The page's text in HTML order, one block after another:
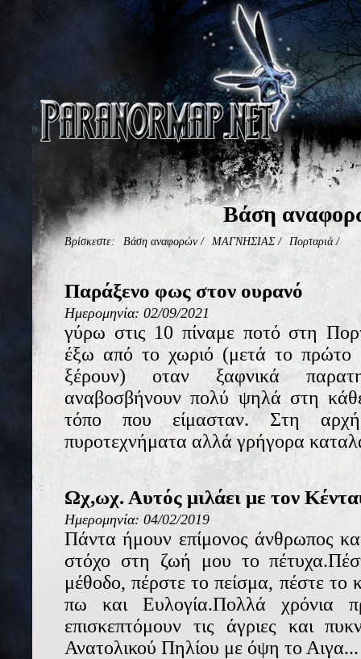
Βάση
Βρίσκεστε: Βάση αναφορών/ ΜΑΓΝΗΣΙΑΣ / Πορταριά/
Παράξενο φως στον ουρανό
Ημερομηνία: 02/09/2021
γύρω στις 10 πίναμε ποτό στη
έξω από το χωριό (μετά το πρώτο
ξέρουν) οταν ξαφνικά
αναβοσβήνουν πολύ ψηλά στη
τόπο που είμασταν. Στη
πυροτεχνήματα αλλά γρήγορα
Ωχ,ωχ. Αυτός μιλάει με τον
Ημερομηνία: 04/02/2019
Πάντα ήμουν επίμονος άνθρωπος
στόχο στη ζωή μου το
μέθοδο, πέρστε το πείσμα, πέστε
πω και Ευλογία.Πολλά χρόνια
επισκεπτόμουν τις άγριες και
Ανατολικού Πηλίου με όψη το Αιγα...